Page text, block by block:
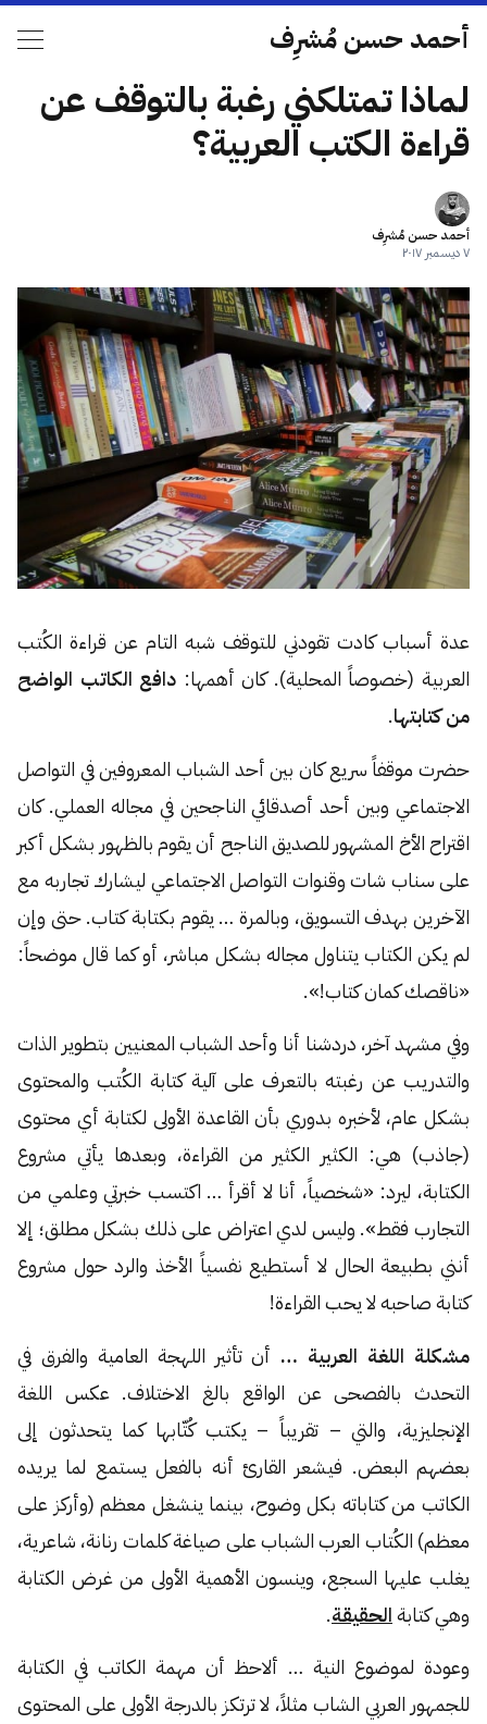
أحمد حسن مُشرِف
لماذا تمتلكني رغبة بالتوقف عن
قراءة الكتب العربية؟
أحمد حسن مُشرِف
٧ ديسمبر ٢٠١٧
عدة أسباب كادت تقودني للتوقف شبه التام عن قراءة الكُتب
العربية (خصوصاً المحلية). كان أهمها: دافع الكاتب الواضح
من كتابتها.
حضرت موقفاً سريع كان بين أحد الشباب المعروفين في التواصل
الاجتماعي وبين أحد أصدقائي الناجحين في مجاله العملي. كان
اقتراح الأخ المشهور للصديق الناجح أن يقوم بالظهور بشكل أكبر
على سناب شات وقنوات التواصل الاجتماعي ليشارك تجاربه مع
الآخرين بهدف التسويق، وبالمرة … يقوم بكتابة كتاب. حتى وإن
لم يكن الكتاب يتناول مجاله بشكل مباشر، أو كما قال موضحاً:
«ناقصك كمان كتاب!».
وفي مشهد آخر، دردشنا أنا وأحد الشباب المعنيين بتطوير الذات
والتدريب عن رغبته بالتعرف على آلية كتابة الكُتب والمحتوى
بشكل عام، لأخبره بدوري بأن القاعدة الأولى لكتابة أي محتوى
(جاذب) هي: الكثير الكثير من القراءة، وبعدها يأتي مشروع
الكتابة، ليرد: «شخصياً، أنا لا أقرأ … اكتسب خبرتي وعلمي من
التجارب فقط». وليس لدي اعتراض على ذلك بشكل مطلق؛ إلا
أنني بطبيعة الحال لا أستطيع نفسياً الأخذ والرد حول مشروع
كتابة صاحبه لا يحب القراءة!
مشكلة اللغة العربية … أن تأثير اللهجة العامية والفرق في
التحدث بالفصحى عن الواقع بالغ الاختلاف. عكس اللغة
الإنجليزية، والتي – تقريباً – يكتب كُتّابها كما يتحدثون إلى
بعضهم البعض. فيشعر القارئ أنه بالفعل يستمع لما يريده
الكاتب من كتاباته بكل وضوح، بينما ينشغل معظم (وأركز على
معظم) الكُتاب العرب الشباب على صياغة كلمات رنانة، شاعرية،
يغلب عليها السجع، وينسون الأهمية الأولى من غرض الكتابة
وهي كتابةالحقيقة.
وعودة لموضوع النية … ألاحظ أن مهمة الكاتب في الكتابة
للجمهور العربي الشاب مثلاً، لا ترتكز بالدرجة الأولى على المحتوى